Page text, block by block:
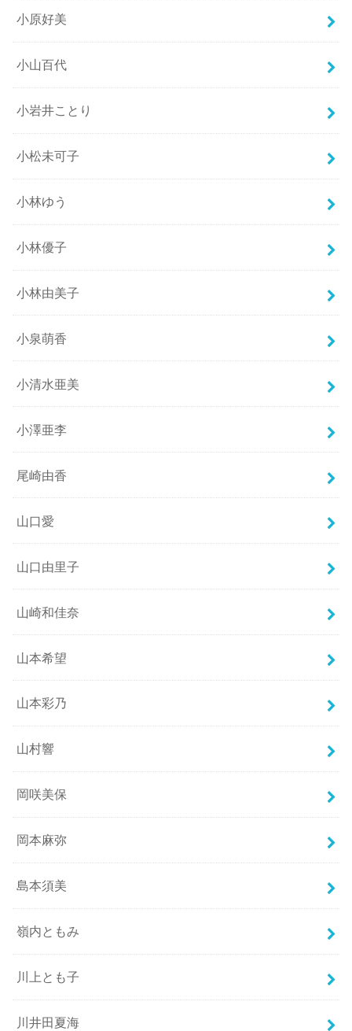
小原好美
小山百代
小岩井ことり
小松未可子
小林ゆう
小林優子
小林由美子
小泉萌香
小清水亜美
小澤亜李
尾崎由香
山口愛
山口由里子
山崎和佳奈
山本希望
山本彩乃
山村響
岡咲美保
岡本麻弥
島本須美
嶺内ともみ
川上とも子
川井田夏海